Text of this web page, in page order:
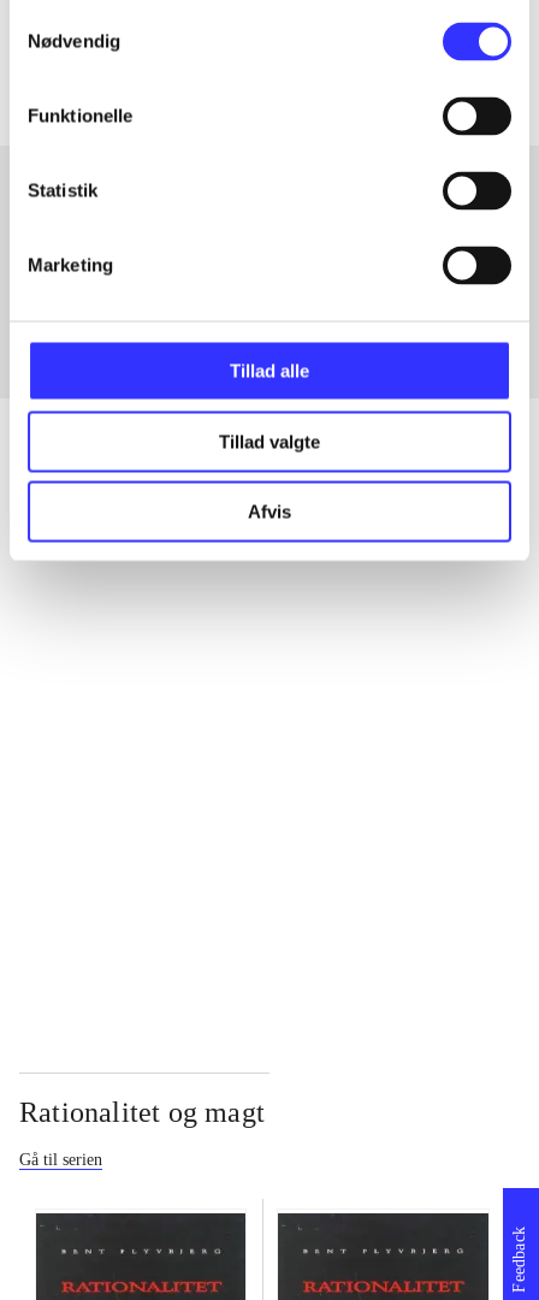
Nødvendig
Funktionelle
Statistik
Marketing
Tillad alle
Tillad valgte
Afvis
Artiklerne i
Fra
Alle registrerede artikler fordelt på udgivelser
Rationalitet og magt
Gå til serien
Feedback